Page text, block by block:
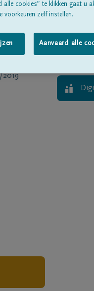
2019
cookies” te klikken gaat u
zelf instellen.
Aanvaard alle